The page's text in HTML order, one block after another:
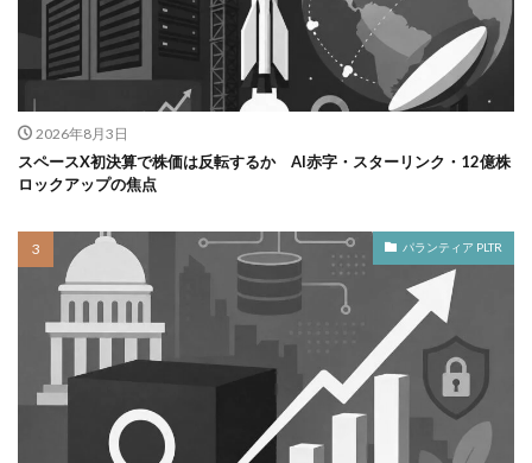
2026年8月3日
スペースX初決算で株価は反転するか AI赤字・スターリンク・12億株
ロックアップの焦点
パランティア PLTR